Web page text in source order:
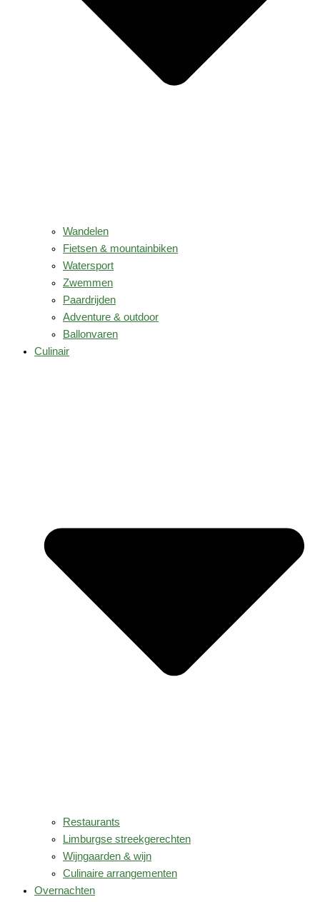
Wandelen
Fietsen & mountainbiken
Watersport
Zwemmen
Paardrijden
Adventure & outdoor
Ballonvaren
Culinair
Restaurants
Limburgse streekgerechten
Wijngaarden & wijn
Culinaire arrangementen
Overnachten